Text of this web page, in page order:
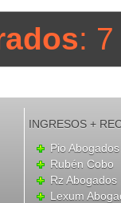
:
INGRESOS +
Pio
Rubén Cobo
Rz Abogados
Lexum